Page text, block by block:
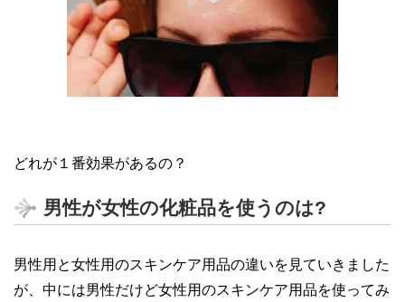
どれが１番効果があるの？
男性が女性の化粧品を使うのは?
男性用と女性用のスキンケア用品の違いを見ていきました
が、中には男性だけど女性用のスキンケア用品を使ってみ